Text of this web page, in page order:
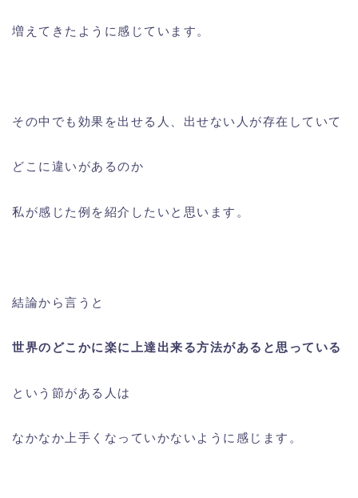
増えてきたように感じています。
その中でも効果を出せる人、出せない人が存在していて
どこに違いがあるのか
私が感じた例を紹介したいと思います。
結論から言うと
世界のどこかに楽に上達出来る方法があると思っている
という節がある人は
なかなか上手くなっていかないように感じます。